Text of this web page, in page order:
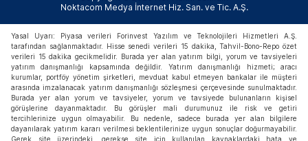
Noktacom Medya İnternet Hiz. San. ve Tic. A.Ş.
Yasal Uyarı: Piyasa verileri Forinvest Yazılım ve Teknolojileri Hizmetleri A.Ş.
tarafından sağlanmaktadır. Hisse senedi verileri 15 dakika, Tahvil-Bono-Repo özet
verileri 15 dakika gecikmelidir. Burada yer alan yatırım bilgi, yorum ve tavsiyeleri
yatırım danışmanlığı kapsamında değildir. Yatırım danışmanlığı hizmeti; aracı
kurumlar, portföy yönetim şirketleri, mevduat kabul etmeyen bankalar ile müşteri
arasında imzalanacak yatırım danışmanlığı sözleşmesi çerçevesinde sunulmaktadır.
Burada yer alan yorum ve tavsiyeler, yorum ve tavsiyede bulunanların kişisel
görüşlerine dayanmaktadır. Bu görüşler mali durumunuz ile risk ve getiri
tercihlerinize uygun olmayabilir. Bu nedenle, sadece burada yer alan bilgilere
dayanılarak yatırım kararı verilmesi beklentilerinize uygun sonuçlar doğurmayabilir.
Gerek site üzerindeki, gerekse site için kullanılan kaynaklardaki hata ve